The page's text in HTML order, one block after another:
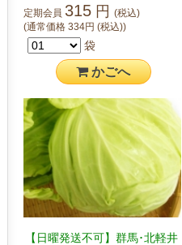
定期会員 315 円(税込)
(通常価格334円(税込))
袋
かごへ
【日曜発送不可】群馬･北軽井